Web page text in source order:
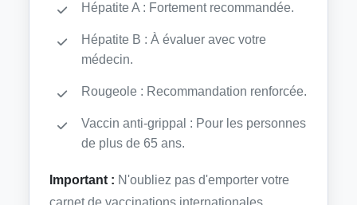
Hépatite A : Fortement recommandée.
Hépatite B : À évaluer avec votre
médecin.
Rougeole : Recommandation renforcée.
Vaccin anti-grippal : Pour les personnes
de plus de 65 ans.
Important : N'oubliez pas d'emporter votre
carnet de vaccinations internationales.